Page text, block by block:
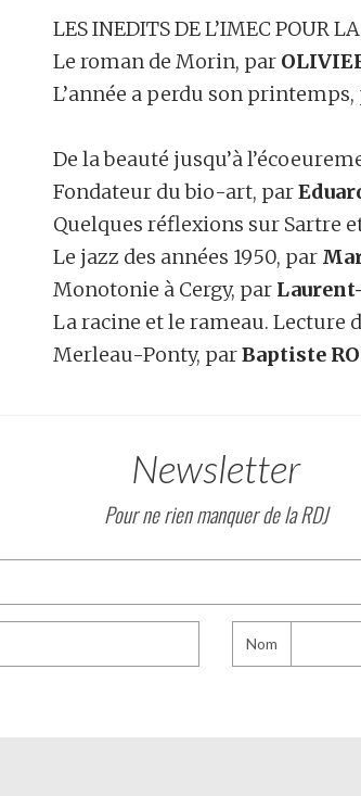
LES INEDITS DE L’IMEC POUR
Le roman de Morin, par
L’année a perdu son printemps,
De la beauté jusqu’à
Fondateur du bio-art, par
Quelques réflexions sur Sartre
Le jazz des années 1950, par
Monotonie à Cergy, par
La racine et le rameau. Lecture
Merleau-Ponty, parBaptiste
Newsletter
Pour ne rien manquer de la RDJ
Nom